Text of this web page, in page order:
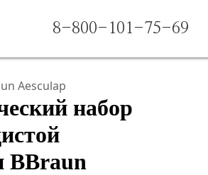
8-800-101-75-69
Aesculap
набор
BBraun